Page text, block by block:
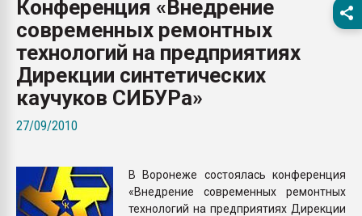
28.07.2026
первый план в
пластмасс
28.07.2026
Конференция «Внедрение
современных ремонтных
технологий на предприятиях
Дирекции синтетических
каучуков СИБУРа»
27/09/2010
В Воронеже состоялась конференция
«Внедрение современных ремонтных
технологий на предприятиях Дирекции